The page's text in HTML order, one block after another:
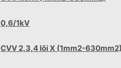
0,6/1kV
CVV 2,3,4 lõi X (1mm2-